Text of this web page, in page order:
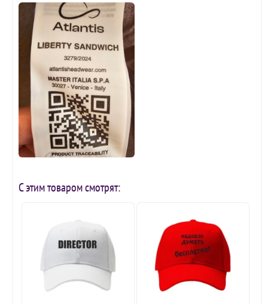
С этим товаром смотрят: